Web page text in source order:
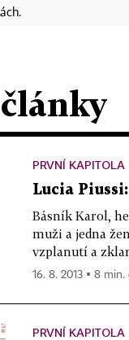
PRVNÍ KAPITOLA
Lucia
Básník Karol,
muži a jedna
vzplanutí a
16. 8. 2013 ▪ 8 min.
PRVNÍ KAPITOLA